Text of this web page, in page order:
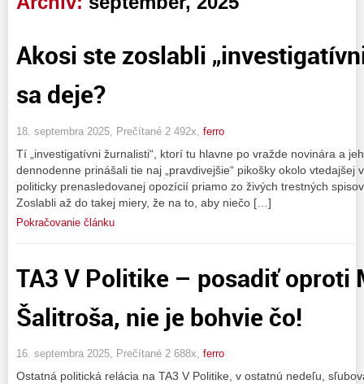
Akosi ste zoslabli
sa deje?
18. septembra 2025, Prečítané 2 492x, ferro
Tí „investigatívni žurnalisti“, ktorí tu hlavne po vražde novinára a
dennodenne prinášali tie naj „pravdivejšie“ pikošky okolo vtedajšej
politicky prenasledovanej opozícií priamo zo živých trestných
Zoslabli až do takej miery, že na to, aby niečo […]
Pokračovanie článku
TA3 V Politike – posadiť oproti
Šalitroša, nie je bohvie čo!
16. septembra 2025, Prečítané 2 688x, ferro
Ostatná politická relácia na TA3 V Politike, v ostatnú nedeľu,